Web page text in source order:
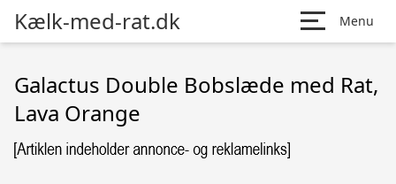
Kælk-med-rat.dk Menu
Galactus Double Bobslæde med Rat,
Lava Orange